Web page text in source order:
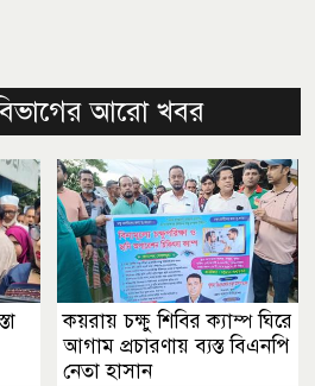
আরো খবর
কয়রায় চক্ষু শিবির ক্যাম্প ঘিরে
আগাম প্রচারণায় ব্যস্ত বিএনপি
নেতা হাসান